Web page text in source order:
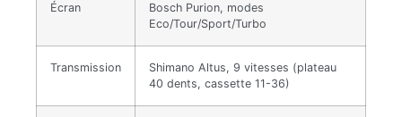
Écran
Bosch Purion, modes
Eco/Tour/Sport/Turbo
Transmission
Shimano Altus, 9 vitesses (plateau
40 dents, cassette 11-36)